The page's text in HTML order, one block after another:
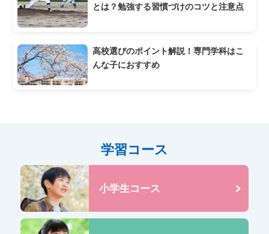
とは？勉強する習慣づけのコツと注意点
高校選びのポイント解説！専門学科はこ
んな子におすすめ
学習コース
小学生コース